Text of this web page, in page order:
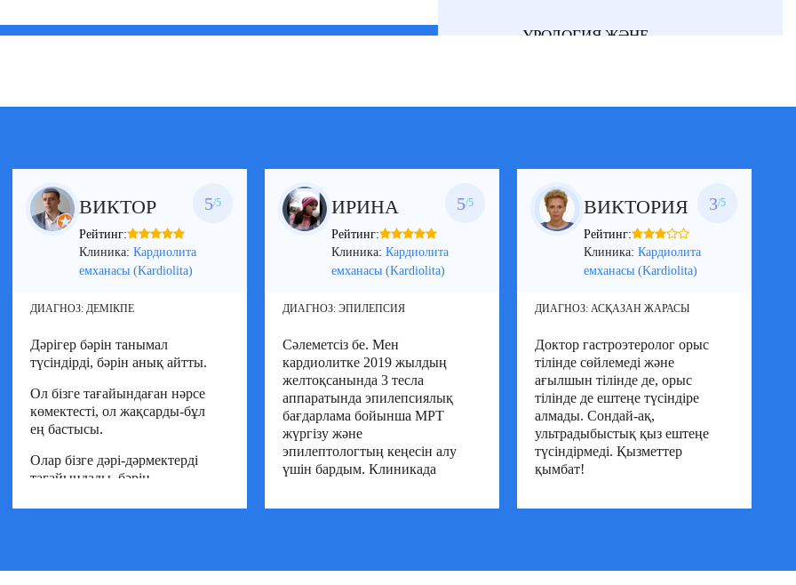
УРОЛОГИЯ ЖӘНЕ
ЭНДОКРИНОЛОГИЯ
ВИКТОР 5/5
Рейтинг:
Клиника: Кардиолита
емханасы (Kardiolita)
ДИАГНОЗ:ДЕМІКПЕ
Дәрігер бәрін танымал
түсіндірді, бәрін анық айтты.
Ол бізге тағайындаған нәрсе
көмектесті, ол жақсарды-бұл
ең бастысы.
Олар бізге дәрі-дәрмектерді
тағайындады, бәрін
клиниканы басқа адамдарға
ИРИНА 5/5
Рейтинг:
Клиника: Кардиолита
емханасы (Kardiolita)
ДИАГНОЗ:ЭПИЛЕПСИЯ
Cәлеметсіз бе. Мен
кардиолитке 2019 жылдың
желтоқсанында 3 тесла
аппаратында эпилепсиялық
бағдарлама бойынша МРТ
жүргізу және
эпилептологтың кеңесін алу
үшін бардым. Клиникада
(Affidea) базасында
ВИКТОРИЯ 3/5
Рейтинг:
Клиника: Кардиолита
емханасы (Kardiolita)
ДИАГНОЗ:АСҚАЗАН ЖАРАСЫ
Доктор гастроэтеролог орыс
тілінде сөйлемеді және
ағылшын тілінде де, орыс
тілінде де ештеңе түсіндіре
алмады. Сондай-ақ,
ультрадыбыстық қыз ештеңе
түсіндірмеді. Қызметтер
қымбат!